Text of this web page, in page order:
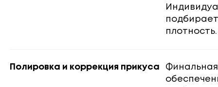
плотность.
Полировка и коррекция прикуса